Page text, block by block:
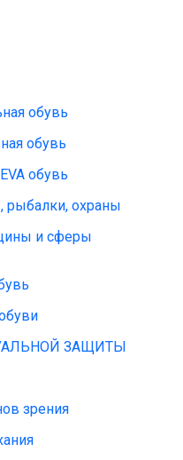
обувь
обувь
обувь
рыбалки, охраны
и сферы
ЗАЩИТЫ
зрения